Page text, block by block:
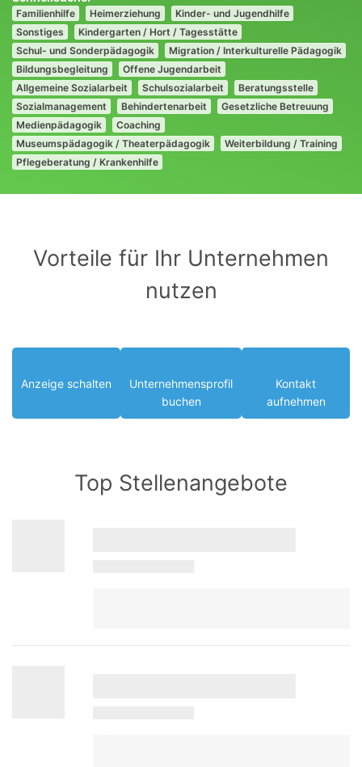
Familienhilfe Heimerziehung
Kinder- und Jugendhilfe
Sonstiges
Kindergarten / Hort / Tagesstätte
Schul- und Sonderpädagogik
Migration / Interkulturelle Pädagogik
Bildungsbegleitung
Offene Jugendarbeit
Allgemeine Sozialarbeit
Schulsozialarbeit
Beratungsstelle
Sozialmanagement
Behindertenarbeit
Gesetzliche Betreuung
Medienpädagogik
Coaching
Museumspädagogik / Theaterpädagogik
Weiterbildung / Training
Pflegeberatung / Krankenhilfe
Vorteile für Ihr Unternehmen
nutzen
Anzeige schalten
Unternehmensprofil
buchen
Kontakt
aufnehmen
Top Stellenangebote